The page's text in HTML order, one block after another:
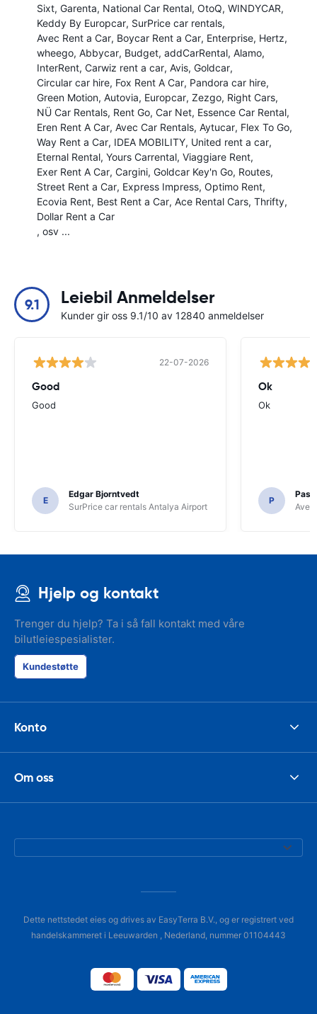
Sixt Garenta National Car Rental OtoQ WINDYCAR
Keddy By Europcar SurPrice car rentals
Avec Rent a Car Boycar Rent a Car Enterprise Hertz
wheego Abbycar Budget addCarRental Alamo
InterRent Carwiz rent a car Avis Goldcar
Circular car hire Fox Rent A Car Pandora car hire
Green Motion Autovia Europcar Zezgo Right Cars
NÜ Car Rentals Rent Go Car Net Essence Car Rental
Eren Rent A Car Avec Car Rentals Aytucar Flex To Go
Way Rent a Car IDEA MOBILITY United rent a car
Eternal Rental Yours Carrental Viaggiare Rent
Exer Rent A Car Cargini Goldcar Key'n Go Routes
Street Rent a Car Express Impress Optimo Rent
Ecovia Rent Best Rent a Car Ace Rental Cars Thrifty
Dollar Rent a Car
, osv ...
9.1 Leiebil Anmeldelser
Kunder gir oss 9.1/10 av 12840 anmeldelser
22-07-2026
Good
Good
E
Edgar Bjorntvedt
SurPrice car rentals Antalya Airport
Ok
Ok
P
Avec
Hjelp og kontakt
Trenger du hjelp? Ta i så fall kontakt med våre
bilutleiespesialister.
Kundestøtte
Konto
Om oss
Dette nettstedet eies og drives av EasyTerra B.V., og er registrert ved
handelskammeret i Leeuwarden , Nederland, nummer 01104443